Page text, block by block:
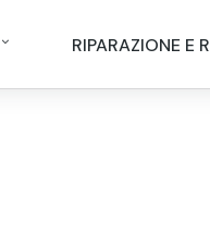
RIPARAZIONE E